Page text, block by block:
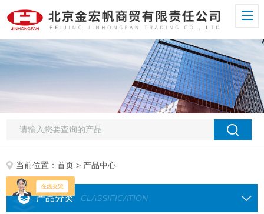
当前位置：首页 > 产品中心
产品分类 CLASSIFICATION